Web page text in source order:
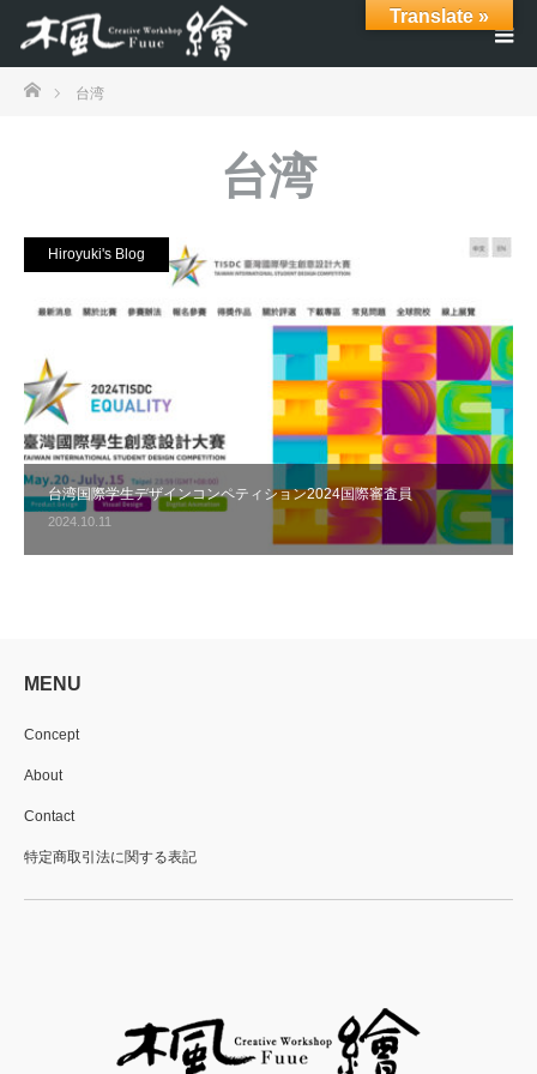
ホーム台湾
台湾
台湾国際学生デザインコンペティション2024国際審査員
2024.10.11
Hiroyuki's Blog
MENU
Concept
About
Contact
特定商取引法に関する表記
Translate »